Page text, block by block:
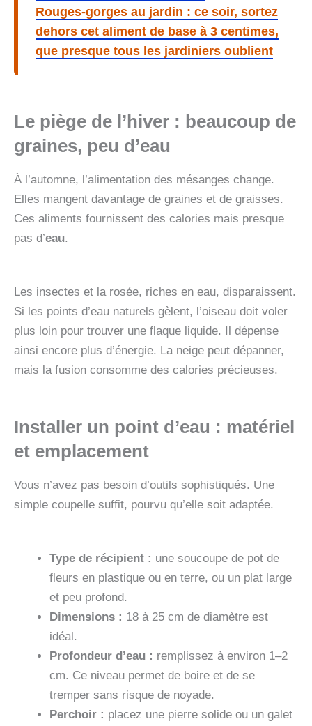
Rouges-gorges au jardin : ce soir, sortez
dehors cet aliment de base à 3 centimes,
que presque tous les jardiniers oublient
Le piège de l’hiver : beaucoup de
graines, peu d’eau
À l’automne, l’alimentation des mésanges change.
Elles mangent davantage de graines et de graisses.
Ces aliments fournissent des calories mais presque
pas d’eau.
Les insectes et la rosée, riches en eau, disparaissent.
Si les points d’eau naturels gèlent, l’oiseau doit voler
plus loin pour trouver une flaque liquide. Il dépense
ainsi encore plus d’énergie. La neige peut dépanner,
mais la fusion consomme des calories précieuses.
Installer un point d’eau : matériel
et emplacement
Vous n’avez pas besoin d’outils sophistiqués. Une
simple coupelle suffit, pourvu qu’elle soit adaptée.
Type de récipient : une soucoupe de pot de
fleurs en plastique ou en terre, ou un plat large
et peu profond.
Dimensions : 18 à 25 cm de diamètre est
idéal.
Profondeur d’eau : remplissez à environ 1–2
cm. Ce niveau permet de boire et de se
tremper sans risque de noyade.
Perchoir : placez une pierre solide ou un galet